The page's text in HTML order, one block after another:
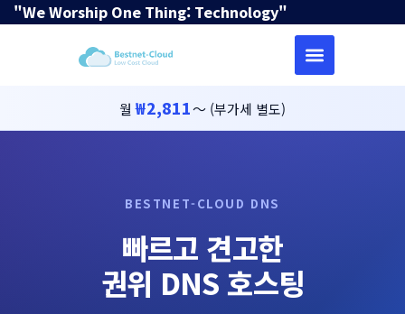
"We Worship One Thing: Technology"
월₩2,811〜 (부가세 별도)
BESTNET-CLOUD DNS
빠르고 견고한
권위 DNS 호스팅